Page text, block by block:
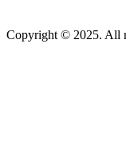
Copyright © 2025. All